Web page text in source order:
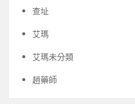
查址
艾瑪
艾瑪未分類
趙藥師